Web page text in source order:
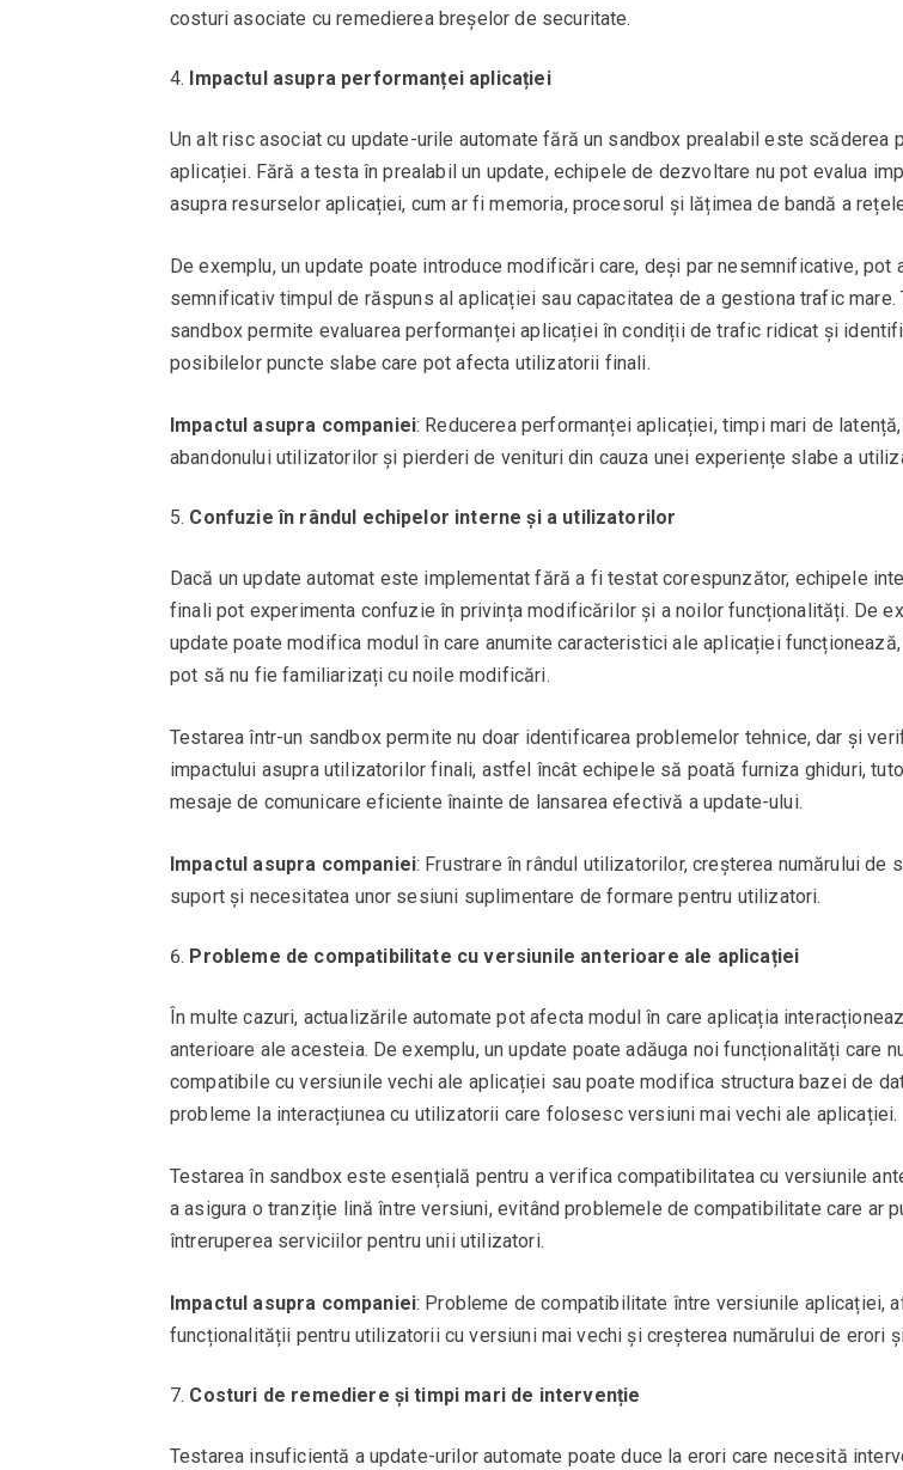
costuri asociate cu remedierea breșelor de securitate.
Impactul asupra performanței aplicației
Un alt risc asociat cu update-urile automate fără un sandbox prealabil este scăderea
aplicației. Fără a testa în prealabil un update, echipele de dezvoltare nu pot evalua
asupra resurselor aplicației, cum ar fi memoria, procesorul și lățimea de bandă a
De exemplu, un update poate introduce modificări care, deși par nesemnificative, pot
semnificativ timpul de răspuns al aplicației sau capacitatea de a gestiona trafic mare.
sandbox permite evaluarea performanței aplicației în condiții de trafic ridicat și
posibilelor puncte slabe care pot afecta utilizatorii finali.
Impactul asupra companiei: Reducerea performanței aplicației, timpi mari de
abandonului utilizatorilor și pierderi de venituri din cauza unei experiențe slabe a
Confuzie în rândul echipelor interne și a utilizatorilor
Dacă un update automat este implementat fără a fi testat corespunzător, echipele
finali pot experimenta confuzie în privința modificărilor și a noilor funcționalități. De
update poate modifica modul în care anumite caracteristici ale aplicației
pot să nu fie familiarizați cu noile modificări.
Testarea într-un sandbox permite nu doar identificarea problemelor tehnice, dar și
impactului asupra utilizatorilor finali, astfel încât echipele să poată furniza ghiduri,
mesaje de comunicare eficiente înainte de lansarea efectivă a update-ului.
Impactul asupra companiei: Frustrare în rândul utilizatorilor, creșterea numărului de
suport și necesitatea unor sesiuni suplimentare de formare pentru utilizatori.
Probleme de compatibilitate cu versiunile anterioare ale aplicației
În multe cazuri, actualizările automate pot afecta modul în care aplicația
anterioare ale acesteia. De exemplu, un update poate adăuga noi funcționalități care
compatibile cu versiunile vechi ale aplicației sau poate modifica structura bazei de
probleme la interacțiunea cu utilizatorii care folosesc versiuni mai vechi ale aplicației.
Testarea în sandbox este esențială pentru a verifica compatibilitatea cu versiunile
a asigura o tranziție lină între versiuni, evitând problemele de compatibilitate care ar
întreruperea serviciilor pentru unii utilizatori.
Impactul asupra companiei: Probleme de compatibilitate între versiunile aplicației,
funcționalității pentru utilizatorii cu versiuni mai vechi și creșterea numărului de erori
Costuri de remediere și timpi mari de intervenție
Testarea insuficientă a update-urilor automate poate duce la erori care necesită